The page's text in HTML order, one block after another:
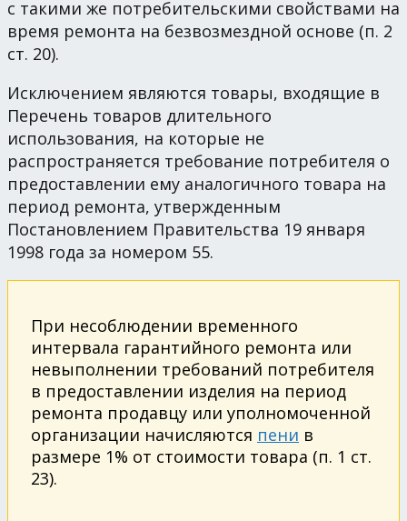
с такими же потребительскими свойствами на
время ремонта на безвозмездной основе (п. 2
ст. 20).
Исключением являются товары, входящие в
Перечень товаров длительного
использования, на которые не
распространяется требование потребителя о
предоставлении ему аналогичного товара на
период ремонта, утвержденным
Постановлением Правительства 19 января
1998 года за номером 55.
При несоблюдении временного
интервала гарантийного ремонта или
невыполнении требований потребителя
в предоставлении изделия на период
ремонта продавцу или уполномоченной
организации начисляются пени в
размере 1% от стоимости товара (п. 1 ст.
23).